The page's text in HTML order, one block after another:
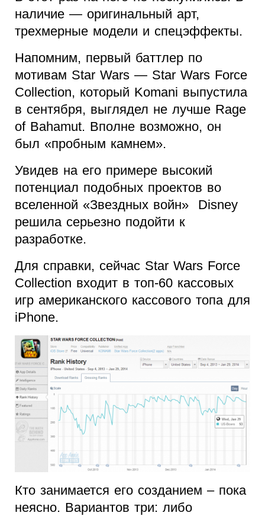
наличие — оригинальный арт,
трехмерные модели и спецэффекты.
Напомним, первый баттлер по
мотивам Star Wars — Star Wars Force
Collection, который Komani выпустила
в сентября, выглядел не лучше Rage
of Bahamut. Вполне возможно, он
был «пробным камнем».
Увидев на его примере высокий
потенциал подобных проектов во
вселенной «Звездных войн» Disney
решила серьезно подойти к
разработке.
Для справки, сейчас Star Wars Force
Collection входит в топ-60 кассовых
игр американского кассового топа для
iPhone.
Кто занимается его созданием – пока
неясно. Вариантов три: либо